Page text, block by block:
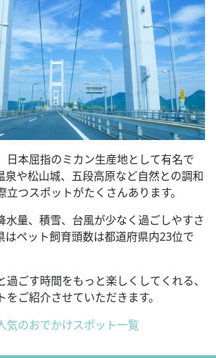
日本屈指のミカン生産地として有名で
泉や松山城、五段高原など自然との調和
立つスポットがたくさんあります。
水量、積雪、台風が少なく過ごしやすさ
はペット飼育頭数は都道府県内23位で
過ごす時間をもっと楽しくしてくれる、
ご紹介させていただきます。
気のおでかけスポット一覧